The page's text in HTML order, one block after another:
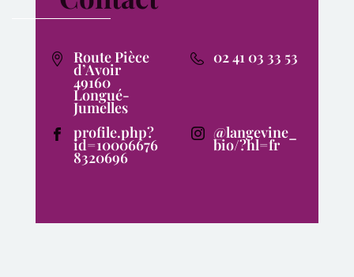
Route Pièce
d’Avoir
49160
Longué-
Jumelles
02 41 03 33 53
profile.php?
id=10006676
8320696
@langevine_
bio/?hl=fr